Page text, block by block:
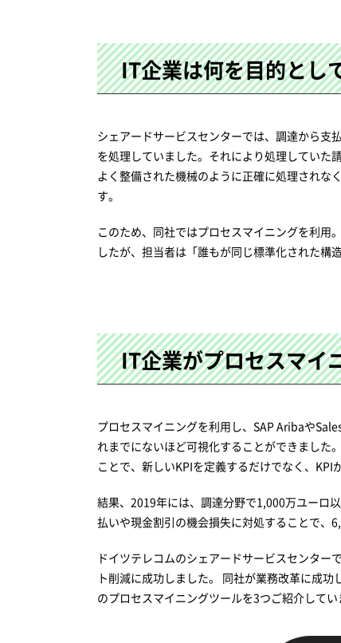
IT企業は何を目的とし
シェアードサービスセンターでは、調達から支
を処理していました。それにより処理していた
よく整備された機械のように正確に処理されな
す。
このため、同社ではプロセスマイニングを利用
したが、担当者は「誰もが同じ標準化された構
IT企業がプロセスマイ
プロセスマイニングを利用し、SAP Aribaや
れまでにないほど可視化することができました
ことで、新しいKPIを定義するだけでなく、KPI
結果、2019年には、調達分野で1,000万ユーロ
払いや現金割引の機会損失に対処することで、
ドイツテレコムのシェアードサービスセンタ
ト削減に成功しました。 同社が業務改革に成
のプロセスマイニングツールを3つご紹介して